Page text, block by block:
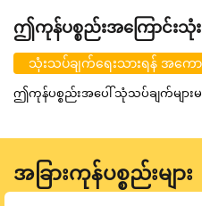
ဤကုန်ပစ္စည်းအကြောင်းသုံး
သုံးသပ်ချက်ရေးသားရန် အကော
ဤကုန်ပစ္စည်းအပေါ် သုံသပ်ချက်များမ
အခြားကုန်ပစ္စည်းများ